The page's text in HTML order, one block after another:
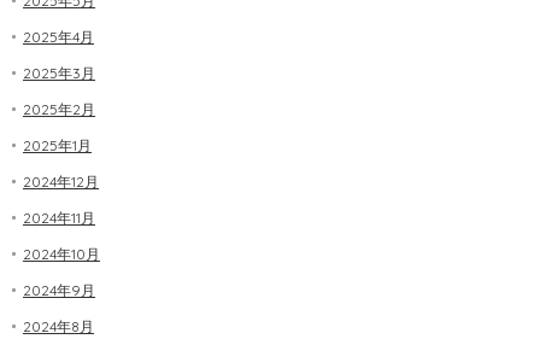
2025年4月
2025年3月
2025年2月
2025年1月
2024年12月
2024年11月
2024年10月
2024年9月
2024年8月